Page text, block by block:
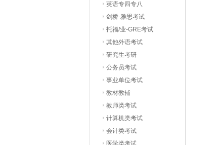
英语专四专八
剑桥-雅思考试
托福/业-GRE考试
其他外语考试
研究生考研
公务员考试
事业单位考试
教材教辅
教师类考试
计算机类考试
会计类考试
医学类考试